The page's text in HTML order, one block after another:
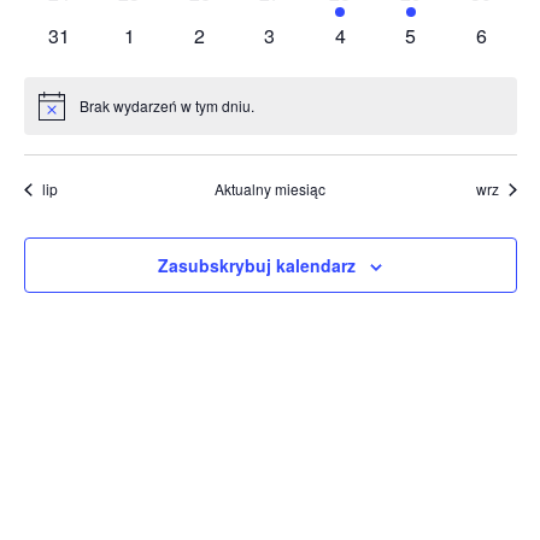
wydarzeniawydarzeniewydarzenie
0
31
0
1
0
2
0
3
0
4
0
5
0
6
Powiadomienie
Brak wydarzeń w tym dniu.
lip Aktualny miesiąc wrz
Zasubskrybuj kalendarz